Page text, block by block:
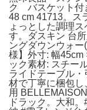
ク バスケット付
48 cm 41713。ス
ょっとした調理
す。ダスキン 台
ングダウンウォ
様】外寸: 幅45cm
ック素材: スチー
ライドテーブル
材で丁寧に梱包
用
ドラック。大和